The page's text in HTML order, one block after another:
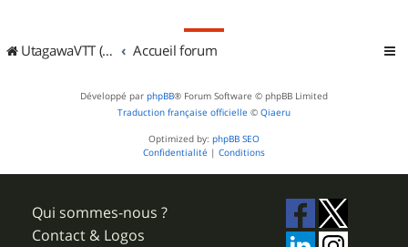
UtagawaVTT (Randos VTT et VTTAE avec traces GPS) Accueil forum
Développé par phpBB® Forum Software © phpBB Limited
Traduction française officielle © Qiaeru
Optimized by: phpBB SEO
Confidentialité | Conditions
Qui sommes-nous ?
Contact & Logos